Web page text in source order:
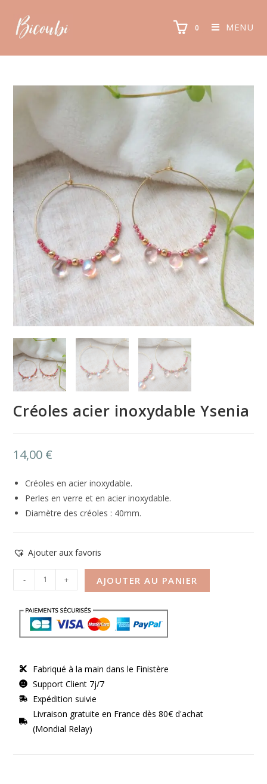
0 MENU
Créoles acier inoxydable Ysenia
14,00 €
Créoles en acier inoxydable.
Perles en verre et en acier inoxydable.
Diamètre des créoles : 40mm.
Ajouter aux favoris
- + AJOUTER AU PANIER
Fabriqué à la main dans le Finistère
Support Client 7j/7
Expédition suivie
Livraison gratuite en France dès 80€ d'achat
(Mondial Relay)